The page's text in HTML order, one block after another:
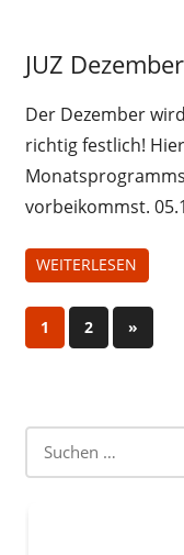
Juz-
JUZ
Der Dezember
richtig festlich!
vorbeikommst.
WEITERLESEN
1 2
Nächste
Beiträge
»